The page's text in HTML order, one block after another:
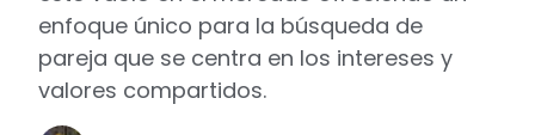
enfoque único para la búsqueda de
pareja que se centra en los intereses y
valores compartidos.